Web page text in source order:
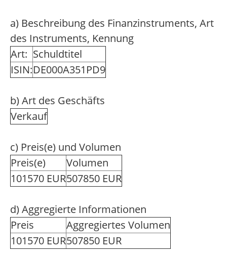
a) Beschreibung des Finanzinstruments, Art
des Instruments, Kennung
Art: Schuldtitel
ISIN:DE000A351PD9
b) Art des Geschäfts
Verkauf
c) Preis(e) und Volumen
Preis(e)
Volumen
101570 EUR507850 EUR
d) Aggregierte Informationen
Preis
Aggregiertes Volumen
101570 EUR507850 EUR